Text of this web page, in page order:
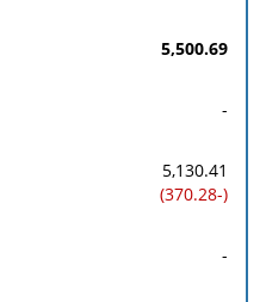
5,500.69
-
5,130.41
(-370.28)
-